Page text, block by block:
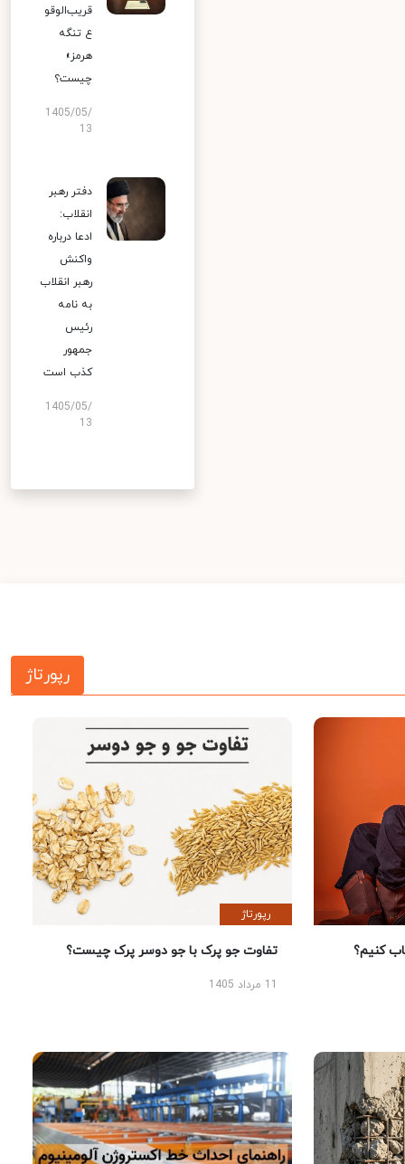
قریب‌الوقو
ع تنگه
هرمز»
چیست؟
1405/05/
13
دفتر رهبر
انقلاب:
ادعا درباره
واکنش
رهبر انقلاب
به نامه
رئیس
جمهور
کذب است
1405/05/
13
رپورتاژ
کنیم؟
رپورتاژ
تفاوت جو پرک با جو دوسر پرک چیست؟